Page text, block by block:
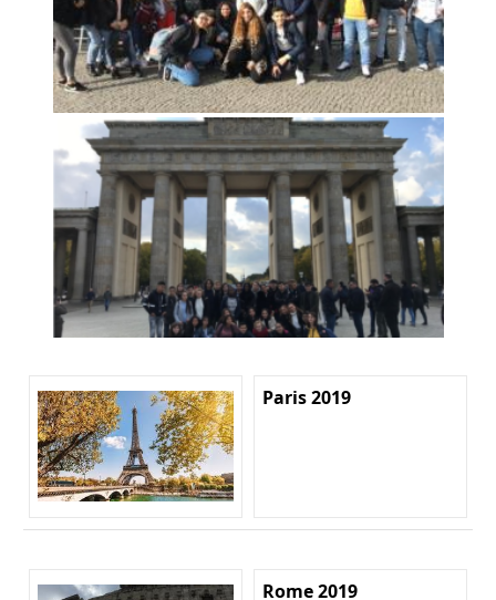
Paris 2019
Rome 2019